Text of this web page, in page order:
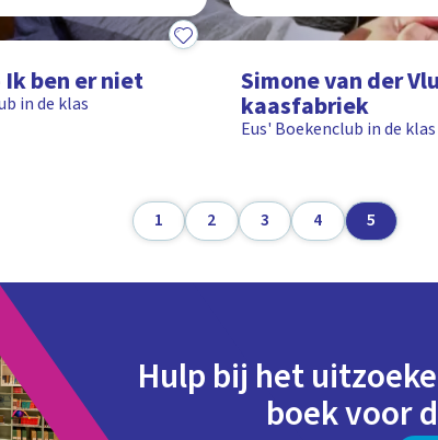
Ik ben er niet
in de klas
Simone van der
kaasfabriek
Eus' Boekenclub in de klas
9:19
1 2 3 4 5
Hulp bij het
boek voor